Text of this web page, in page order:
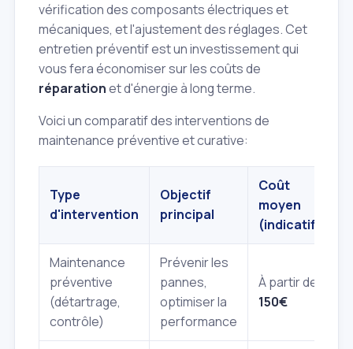
vérification des composants électriques et
mécaniques, et l'ajustement des réglages. Cet
entretien préventif est un investissement qui
vous fera économiser sur les coûts de
réparationet d'énergie à long terme.
Voici un comparatif des interventions de
maintenance préventive et curative:
Type
d'intervention
Objectif
principal
Coût
moyen
(indicatif)
Maintenance
préventive
(détartrage,
contrôle)
Prévenir les
pannes,
optimiser la
performance
À partir de
150€